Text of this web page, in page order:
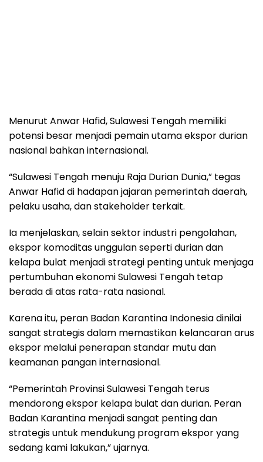
Menurut Anwar Hafid, Sulawesi Tengah memiliki
potensi besar menjadi pemain utama ekspor durian
nasional bahkan internasional.
“Sulawesi Tengah menuju Raja Durian Dunia,” tegas
Anwar Hafid di hadapan jajaran pemerintah daerah,
pelaku usaha, dan stakeholder terkait.
Ia menjelaskan, selain sektor industri pengolahan,
ekspor komoditas unggulan seperti durian dan
kelapa bulat menjadi strategi penting untuk menjaga
pertumbuhan ekonomi Sulawesi Tengah tetap
berada di atas rata-rata nasional.
Karena itu, peran Badan Karantina Indonesia dinilai
sangat strategis dalam memastikan kelancaran arus
ekspor melalui penerapan standar mutu dan
keamanan pangan internasional.
“Pemerintah Provinsi Sulawesi Tengah terus
mendorong ekspor kelapa bulat dan durian. Peran
Badan Karantina menjadi sangat penting dan
strategis untuk mendukung program ekspor yang
sedang kami lakukan,” ujarnya.